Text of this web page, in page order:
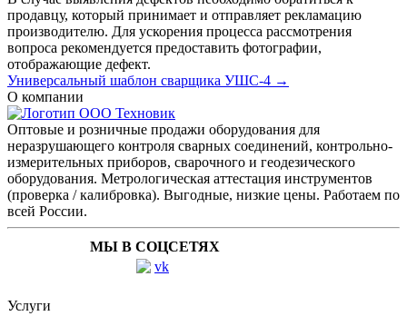
продавцу, который принимает и отправляет рекламацию
производителю. Для ускорения процесса рассмотрения
вопроса рекомендуется предоставить фотографии,
отображающие дефект.
Универсальный шаблон сварщика УШС-4 →
О компании
Оптовые и розничные продажи оборудования для
неразрушающего контроля сварных соединений, контрольно-
измерительных приборов, сварочного и геодезического
оборудования. Метрологическая аттестация инструментов
(проверка / калибровка). Выгодные, низкие цены. Работаем по
всей России.
МЫ В СОЦСЕТЯХ
Услуги